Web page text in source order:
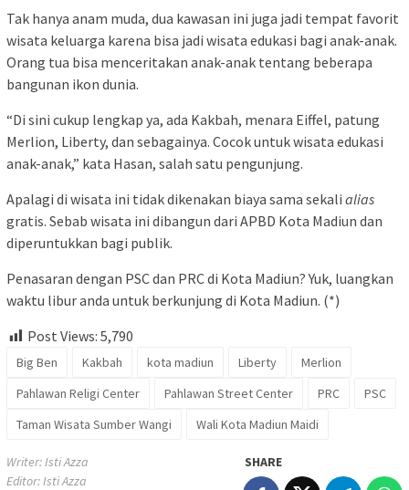
Tak hanya anam muda, dua kawasan ini juga jadi tempat favorit
wisata keluarga karena bisa jadi wisata edukasi bagi anak-anak.
Orang tua bisa menceritakan anak-anak tentang beberapa
bangunan ikon dunia.
“Di sini cukup lengkap ya, ada Kakbah, menara Eiffel, patung
Merlion, Liberty, dan sebagainya. Cocok untuk wisata edukasi
anak-anak,” kata Hasan, salah satu pengunjung.
Apalagi di wisata ini tidak dikenakan biaya sama sekali alias
gratis. Sebab wisata ini dibangun dari APBD Kota Madiun dan
diperuntukkan bagi publik.
Penasaran dengan PSC dan PRC di Kota Madiun? Yuk, luangkan
waktu libur anda untuk berkunjung di Kota Madiun. (*)
Post Views: 5,790
Big Ben Kakbah kota madiun Liberty
Merlion
Pahlawan Religi Center
Pahlawan Street Center PRC
PSC
Taman Wisata Sumber Wangi
Wali Kota Madiun Maidi
Writer: Isti Azza
Editor: Isti Azza
SHARE